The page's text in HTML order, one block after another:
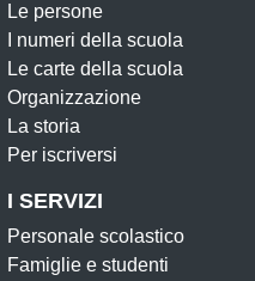
Le persone
I numeri della scuola
Le carte della scuola
Organizzazione
La storia
Per iscriversi
I SERVIZI
Personale scolastico
Famiglie e studenti